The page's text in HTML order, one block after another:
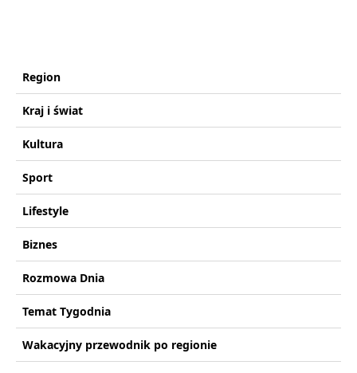
Region
Kraj i świat
Kultura
Sport
Lifestyle
Biznes
Rozmowa Dnia
Temat Tygodnia
Wakacyjny przewodnik po regionie